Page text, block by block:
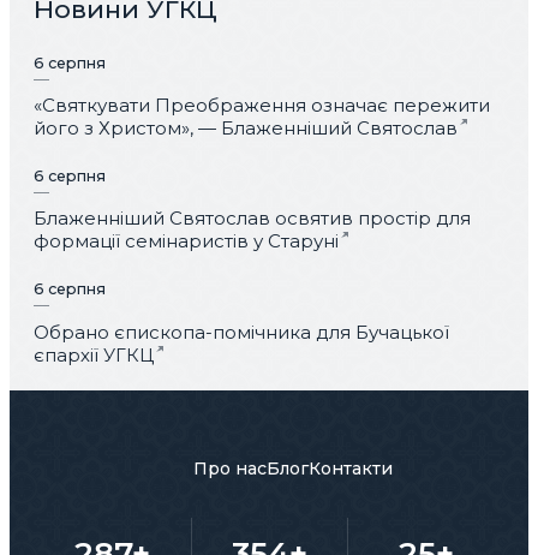
Новини УГКЦ
6 серпня
«Святкувати Преображення означає пережити
його з Христом», — Блаженніший Святослав
6 серпня
Блаженніший Святослав освятив простір для
формації семінаристів у Старуні
6 серпня
Обрано єпископа-помічника для Бучацької
єпархії УГКЦ
Про насБлогКонтакти